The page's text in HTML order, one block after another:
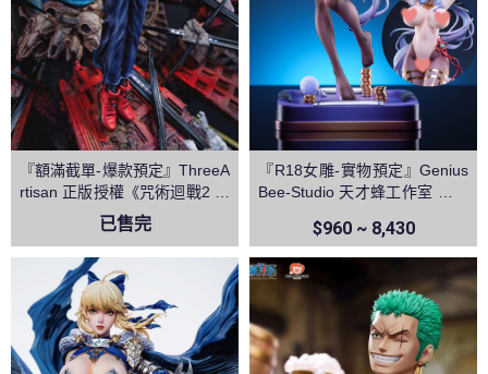
『額滿截單-爆款預定』ThreeA
rtisan 正版授權《咒術迴戰2 》
兩面宿儺 領域展開 伏魔御廚子
已售完
『R18女雕-實物預定』Genius
Bee-Studio 天才蜂工作室 逆兔
$960 ~ 8,430